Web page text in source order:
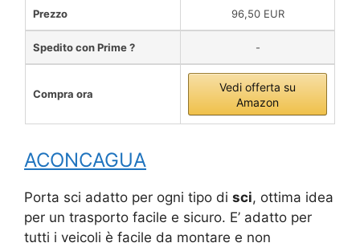
Prezzo 96,50 EUR
Spedito con Prime ? -
Compra ora
Vedi offerta su
Amazon
ACONCAGUA
Porta sci adatto per ogni tipo di sci, ottima idea
per un trasporto facile e sicuro. E’ adatto per
tutti i veicoli è facile da montare e non